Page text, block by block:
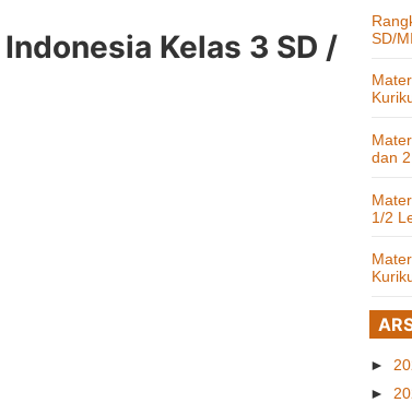
Kelas 3 SD /
SD/
dan
1/2
►
►